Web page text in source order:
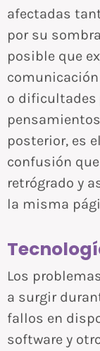
afectadas
por su
posible que
o dificultades
posterior, es
confusión
retrógrado y
la misma
Los
a surgir
fallos en
software y